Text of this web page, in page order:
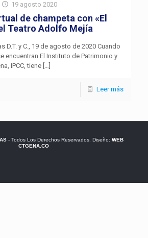
19 agosto 2020
de champeta con «El
Teatro Adolfo Mejía
D.T. y C., 19 de agosto de 2020 Cuando
encuentran El Instituto de Patrimonio y
IPCC, tiene […]
Leer más
- Todos Los Derechos Reservados. Diseño: WEB
CTGENA.CO